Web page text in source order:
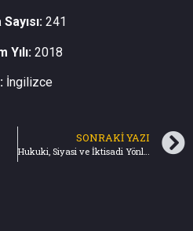
241
Yılı: 2018
İngilizce
SONRAKI YAZI
Hukuki, Siyasi ve İktisadi Yönleriyle Avrupa Bütünleşmesinde Son Gelişmeler ve Türkiye-AB İlişkileri